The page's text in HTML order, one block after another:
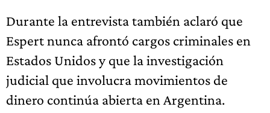
Durante la entrevista también aclaró que
Espert nunca afrontó cargos criminales en
Estados Unidos y que la investigación
judicial que involucra movimientos de
dinero continúa abierta en Argentina.